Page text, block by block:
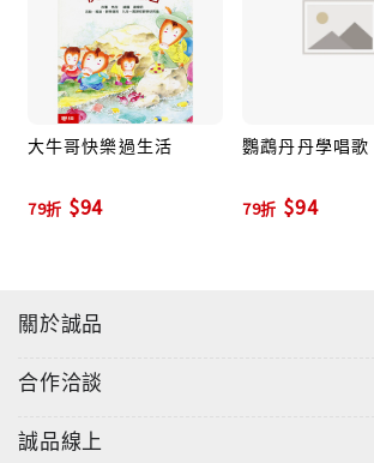
大牛哥快樂過生活
79折 $94
鸚鵡丹丹學唱歌
79折 $94
關於誠品
合作洽談
誠品線上